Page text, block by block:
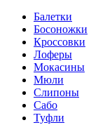
Балетки
Босоножки
Кроссовки
Лоферы
Мокасины
Мюли
Слипоны
Сабо
Туфли